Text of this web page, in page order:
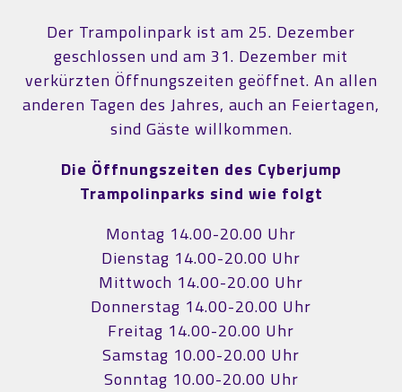
Der Trampolinpark ist am 25. Dezember
geschlossen und am 31. Dezember mit
verkürzten Öffnungszeiten geöffnet. An allen
anderen Tagen des Jahres, auch an Feiertagen,
sind Gäste willkommen.
Die Öffnungszeiten des Cyberjump
Trampolinparks sind wie folgt
Montag 14.00-20.00 Uhr
Dienstag 14.00-20.00 Uhr
Mittwoch 14.00-20.00 Uhr
Donnerstag 14.00-20.00 Uhr
Freitag 14.00-20.00 Uhr
Samstag 10.00-20.00 Uhr
Sonntag 10.00-20.00 Uhr